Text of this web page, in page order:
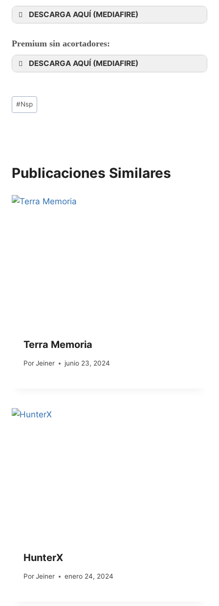
DESCARGA AQUÍ (MEDIAFIRE)
Premium sin acortadores:
DESCARGA AQUÍ (MEDIAFIRE)
#Nsp
Publicaciones Similares
Terra Memoria
PorJeiner junio 23, 2024
HunterX
PorJeiner enero 24, 2024